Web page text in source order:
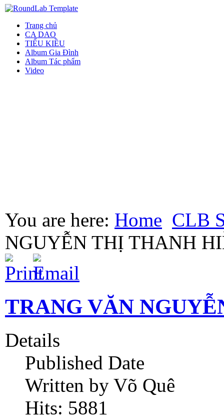
Trang chủ
CA DAO
TIỂU KIỀU
Album Gia Đình
Album Tác phẩm
Video
You are here: Home CLB
NGUYỄN THỊ THANH
TRANG VĂN
Details
Published Date
Written by Võ Quê
Hits: 5881